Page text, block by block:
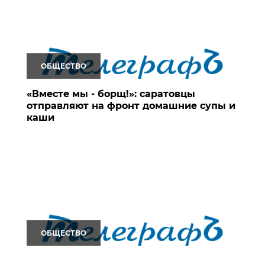
ОБЩЕСТВО
«Вместе мы - борщ!»: саратовцы
отправляют на фронт домашние супы и
каши
ОБЩЕСТВО